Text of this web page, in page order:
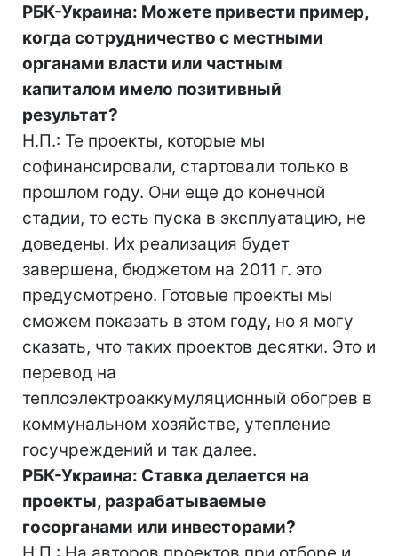
РБК-Украина: Можете привести пример,
когда сотрудничество с местными
органами власти или частным
капиталом имело позитивный
результат?
Н.П.: Те проекты, которые мы
софинансировали, стартовали только в
прошлом году. Они еще до конечной
стадии, то есть пуска в эксплуатацию, не
доведены. Их реализация будет
завершена, бюджетом на 2011 г. это
предусмотрено. Готовые проекты мы
сможем показать в этом году, но я могу
сказать, что таких проектов десятки. Это и
перевод на
теплоэлектроаккумуляционный обогрев в
коммунальном хозяйстве, утепление
госучреждений и так далее.
РБК-Украина: Ставка делается на
проекты, разрабатываемые
госорганами или инвесторами?